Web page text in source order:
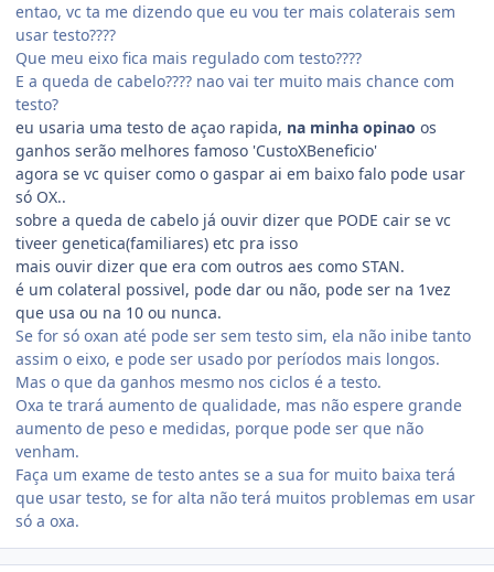
entao, vc ta me dizendo que eu vou ter mais colaterais sem
usar testo????
Que meu eixo fica mais regulado com testo????
E a queda de cabelo???? nao vai ter muito mais chance com
testo?
eu usaria uma testo de açao rapida, na minha opinao os
ganhos serão melhores famoso 'CustoXBeneficio'
agora se vc quiser como o gaspar ai em baixo falo pode usar
só OX..
sobre a queda de cabelo já ouvir dizer que PODE cair se vc
tiveer genetica(familiares) etc pra isso
mais ouvir dizer que era com outros aes como STAN.
é um colateral possivel, pode dar ou não, pode ser na 1vez
que usa ou na 10 ou nunca.
Se for só oxan até pode ser sem testo sim, ela não inibe tanto
assim o eixo, e pode ser usado por períodos mais longos.
Mas o que da ganhos mesmo nos ciclos é a testo.
Oxa te trará aumento de qualidade, mas não espere grande
aumento de peso e medidas, porque pode ser que não
venham.
Faça um exame de testo antes se a sua for muito baixa terá
que usar testo, se for alta não terá muitos problemas em usar
só a oxa.